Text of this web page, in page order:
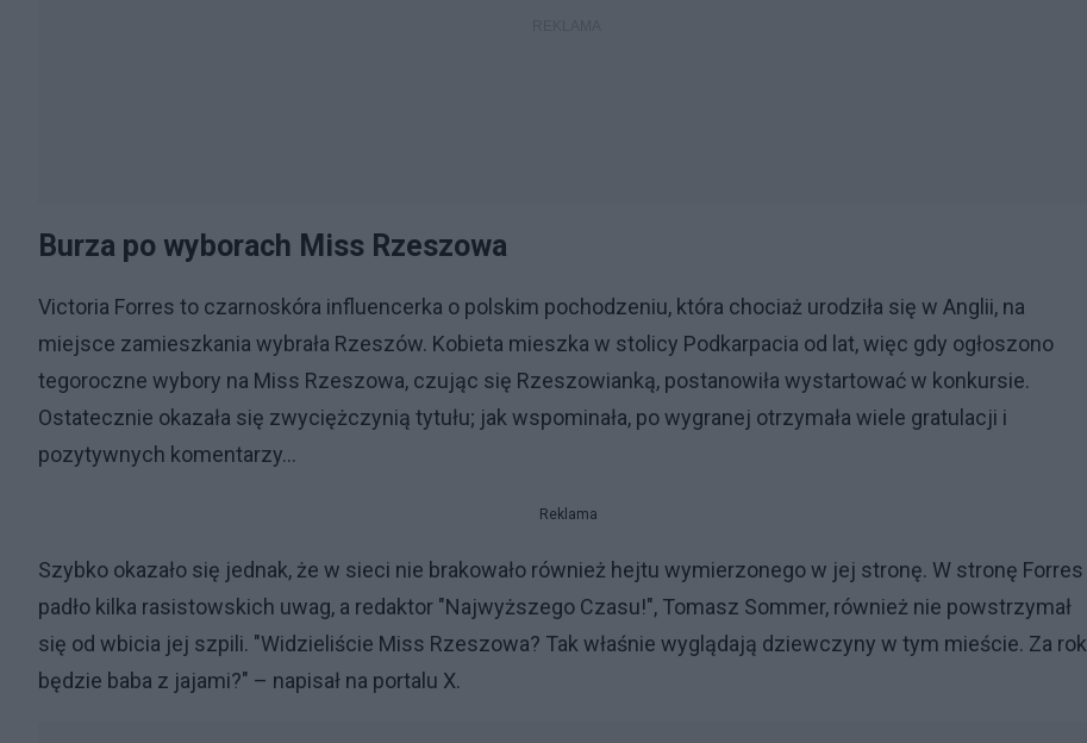
Burza po wyborach Miss Rzeszowa
Victoria Forres to czarnoskóra influencerka o polskim pochodzeniu, która chociaż urodziła się w Anglii, na
miejsce zamieszkania wybrała Rzeszów. Kobieta mieszka w stolicy Podkarpacia od lat, więc gdy ogłoszono
tegoroczne wybory na Miss Rzeszowa, czując się Rzeszowianką, postanowiła wystartować w konkursie.
Ostatecznie okazała się zwyciężczynią tytułu; jak wspominała, po wygranej otrzymała wiele gratulacji i
pozytywnych komentarzy...
Reklama
Szybko okazało się jednak, że w sieci nie brakowało również hejtu wymierzonego w jej stronę. W stronę Forres
padło kilka rasistowskich uwag, a redaktor "Najwyższego Czasu!", Tomasz Sommer, również nie powstrzymał
się od wbicia jej szpili. "Widzieliście Miss Rzeszowa? Tak właśnie wyglądają dziewczyny w tym mieście. Za rok
będzie baba z jajami?" – napisał na portalu X.